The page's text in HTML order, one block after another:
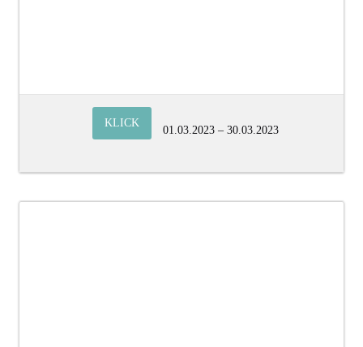
KLICK
01.03.2023 – 30.03.2023